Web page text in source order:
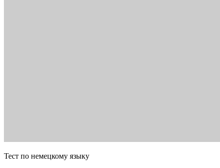
Тест по немецкому языку